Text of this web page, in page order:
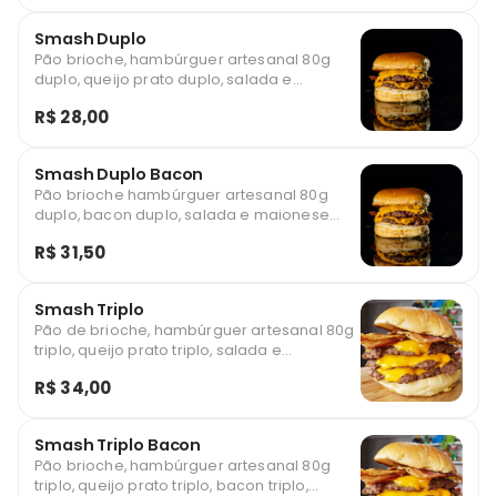
Smash Duplo
Pão brioche, hambúrguer artesanal 80g
duplo, queijo prato duplo, salada e
R$ 28,00
Smash Duplo Bacon
Pão brioche hambúrguer artesanal 80g
duplo, bacon duplo, salada e maionese
R$ 31,50
Smash Triplo
Pão de brioche, hambúrguer artesanal 80g
triplo, queijo prato triplo, salada e
R$ 34,00
Smash Triplo Bacon
Pão brioche, hambúrguer artesanal 80g
triplo, queijo prato triplo, bacon triplo,